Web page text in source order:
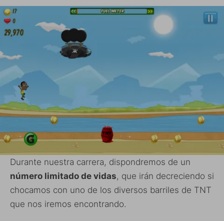
Durante nuestra carrera, dispondremos de un
número limitado de vidas, que irán decreciendo si
chocamos con uno de los diversos barriles de TNT
que nos iremos encontrando.